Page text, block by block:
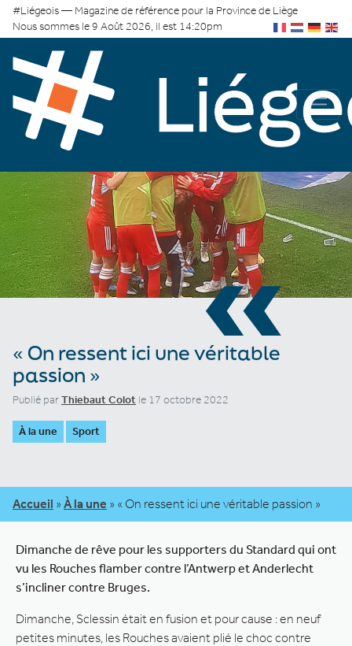
#Liégeois — Magazine de référence pour la Province de Liège
Nous sommes le 9 Août 2026, il est 14:20pm
«
« On ressent ici une véritable
passion »
Publié parThiebaut Colot le 17 octobre 2022
À la une Sport
Accueil » À la une » « On ressent ici une véritable passion »
Dimanche de rêve pour les supporters du Standard qui ont
vu les Rouches flamber contre l’Antwerp et Anderlecht
s’incliner contre Bruges.
Dimanche, Sclessin était en fusion et pour cause : en neuf
petites minutes, les Rouches avaient plié le choc contre